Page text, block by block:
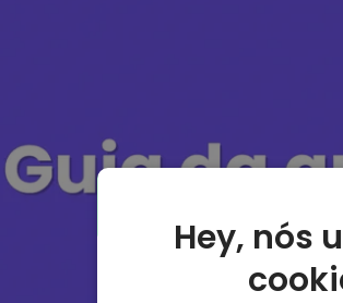
Hey, nós